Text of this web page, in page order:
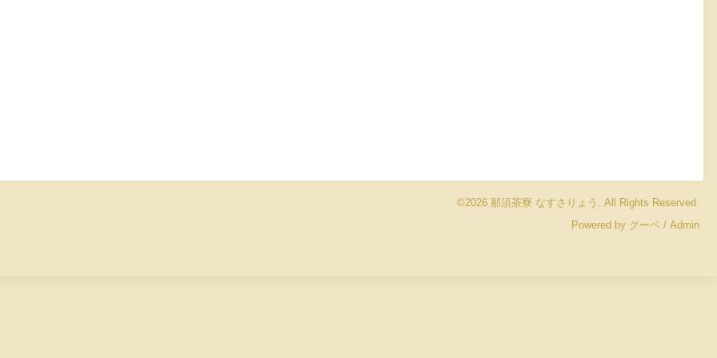
©2026 那須茶寮 なすさりょう . All Rights Reserved.
Powered by グーペ / Admin